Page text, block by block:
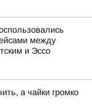
между
и Эссо
а чайки громко